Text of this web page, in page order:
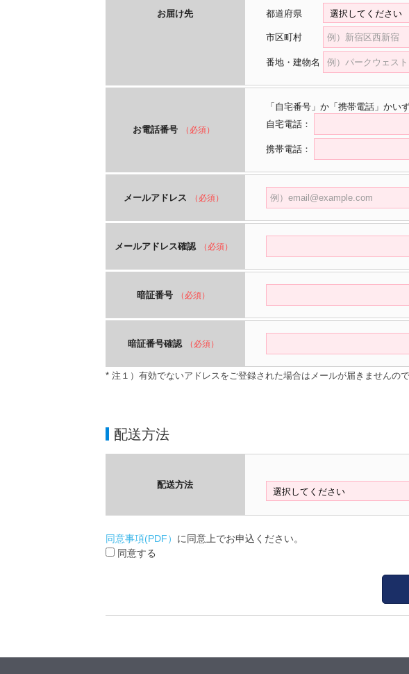
お届け先 都道府県
市区町村
番地・建物名
お電話番号 （必須）
「自宅番号」か「携帯電話」かい
自宅電話：
携帯電話：
メールアドレス （必須）
メールアドレス確認 （必須）
暗証番号 （必須）
暗証番号確認 （必須）
* 注１）有効でないアドレスをご登録された場合はメールが届きませんので
配送方法
配送方法
同意事項(PDF） に同意上でお申込ください。
同意する